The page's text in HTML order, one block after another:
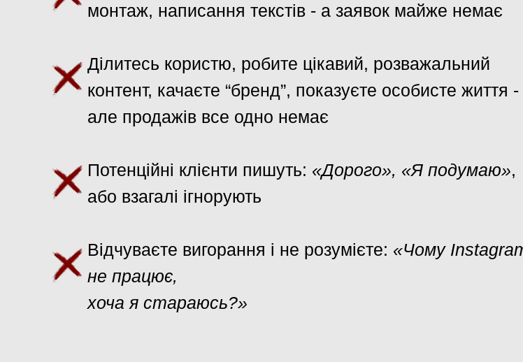
монтаж, написання текстів - а заявок майже немає
Ділитесь користю, робите цікавий, розважальний
контент, качаєте “бренд”, показуєте особисте життя -
але продажів все одно немає
Потенційні клієнти пишуть: «Дорого», «Я подумаю»,
або взагалі ігнорують
Відчуваєте вигорання і не розумієте: «Чому
не працює,
хоча я стараюсь?»